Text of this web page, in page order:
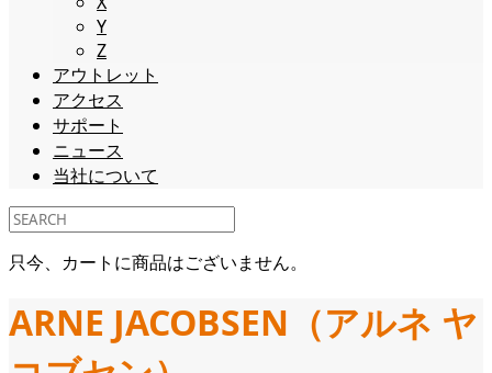
Y
Z
アウトレット
アクセス
サポート
ニュース
当社について
只今、カートに商品はございません。
ARNE JACOBSEN（アルネ ヤ